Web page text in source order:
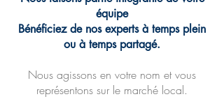
équipe
Bénéficiez de nos experts à temps plein
ou à temps partagé.
Nous agissons en votre nom et vous
représentons sur le marché local.